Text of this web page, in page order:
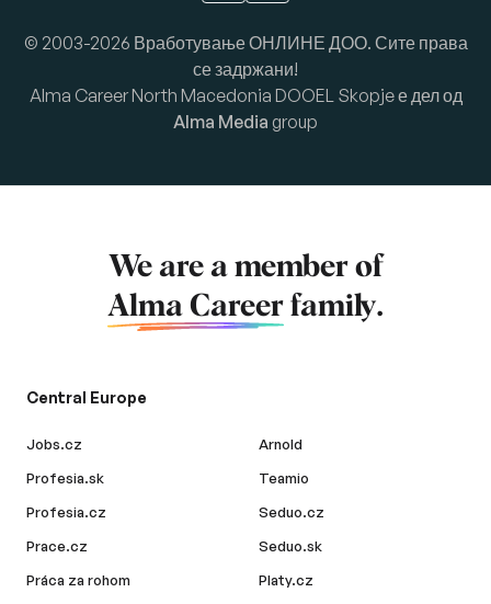
© 2003-2026 Вработување ОНЛИНЕ ДОО. Сите права
се задржани!
Alma Career North Macedonia DOOEL Skopje е дел од
Alma Media group
We are a member of
Alma Career family.
Central Europe
Jobs.cz
Profesia.sk
Profesia.cz
Prace.cz
Práca za rohom
Arnold
Teamio
Seduo.cz
Seduo.sk
Platy.cz